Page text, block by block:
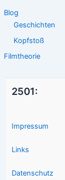
Blog
Geschichten
Kopfstoß
Filmtheorie
2501:
Impressum
Links
Datenschutz